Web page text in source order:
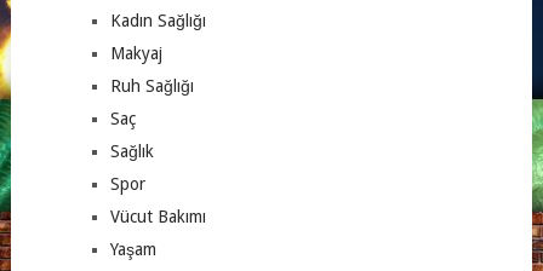
Kadın Sağlığı
Makyaj
Ruh Sağlığı
Saç
Sağlık
Spor
Vücut Bakımı
Yaşam